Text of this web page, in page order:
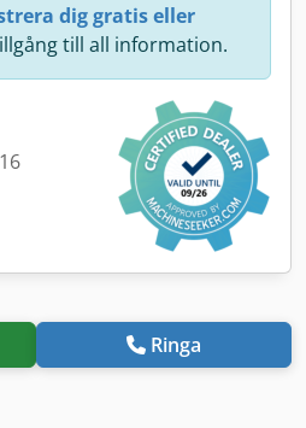
dig gratis eller
till all information.
Ringa